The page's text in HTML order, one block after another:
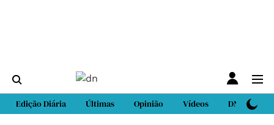
Edição Diária Últimas Opinião Vídeos DN Sport